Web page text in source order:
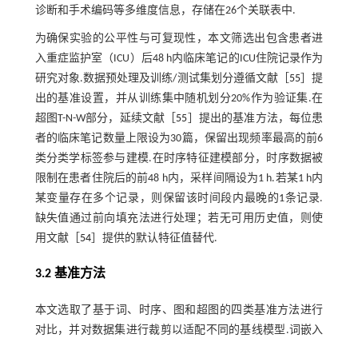
诊断和手术编码等多维度信息，存储在26个关联表中.
为确保实验的公平性与可复现性，本文筛选出包含患者进
入重症监护室（ICU）后48 h内临床笔记的ICU住院记录作为
研究对象.数据预处理及训练/测试集划分遵循文献［ 55 ］提
出的基准设置，并从训练集中随机划分20%作为验证集.在
超图T-N-W部分，延续文献［ 55 ］提出的基准方法，每位患
者的临床笔记数量上限设为30篇，保留出现频率最高的前6
类分类学标签参与建模.在时序特征建模部分，时序数据被
限制在患者住院后的前48 h内，采样间隔设为1 h.若某1 h内
某变量存在多个记录，则保留该时间段内最晚的1条记录.
缺失值通过前向填充法进行处理；若无可用历史值，则使
用文献［ 54］提供的默认特征值替代.
3.2 基准方法
本文选取了基于词、时序、图和超图的四类基准方法进行
对比，并对数据集进行裁剪以适配不同的基线模型.词嵌入